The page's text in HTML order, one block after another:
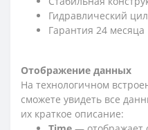
Гидравлический
Гарантия 24 месяца
Отображение данных
На технологичном
сможете увидеть все
их краткое описание: